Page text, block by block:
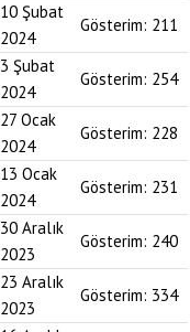
10 Şubat
2024
Gösterim: 211
3 Şubat
2024
Gösterim: 254
27 Ocak
2024
Gösterim: 228
13 Ocak
2024
Gösterim: 231
30 Aralık
2023
Gösterim: 240
23 Aralık
2023
Gösterim: 334